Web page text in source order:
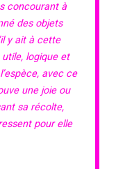
concourant à
des objets
y ait à cette
logique et
avec ce
une joie ou
sa récolte,
pour elle